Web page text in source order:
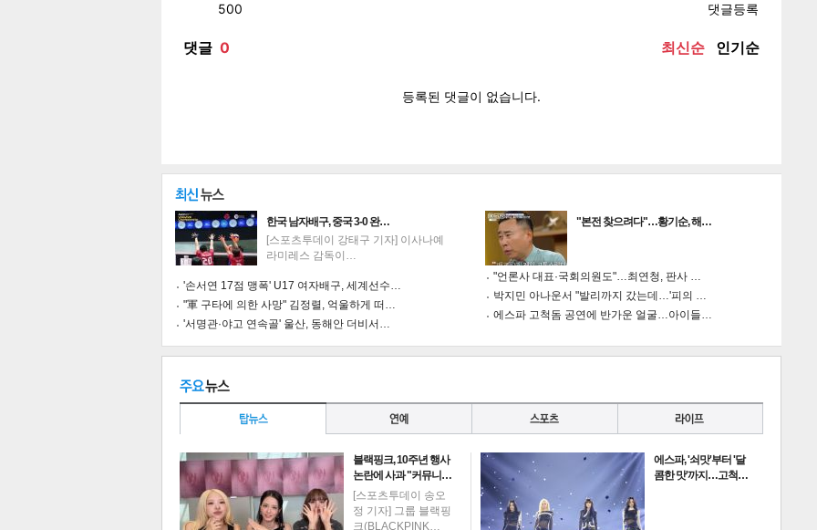
기
트위 카카 인쇄 목록
한국 남자배구, 중국 3-0 완…
[스포츠투데이 강태구 기자] 이사나예
라미레스 감독이…
'손서연 17점 맹폭' U17 여자배구, 세계선수…
"軍 구타에 의한 사망" 김정렬, 억울하게 떠…
'서명관·야고 연속골' 울산, 동해안 더비서…
"본전 찾으려다"…황기순, 해…
"언론사 대표·국회의원도"…최연청, 판사 …
박지민 아나운서 "발리까지 갔는데…'피의 …
에스파 고척돔 공연에 반가운 얼굴…아이들…
블랙핑크, 10주년 행사
논란에 사과 "커뮤니…
[스포츠투데이 송오
정 기자] 그룹 블랙핑
크(BLACKPINK…
에스파, '쇠맛'부터 '달
콤한 맛'까지…고척…